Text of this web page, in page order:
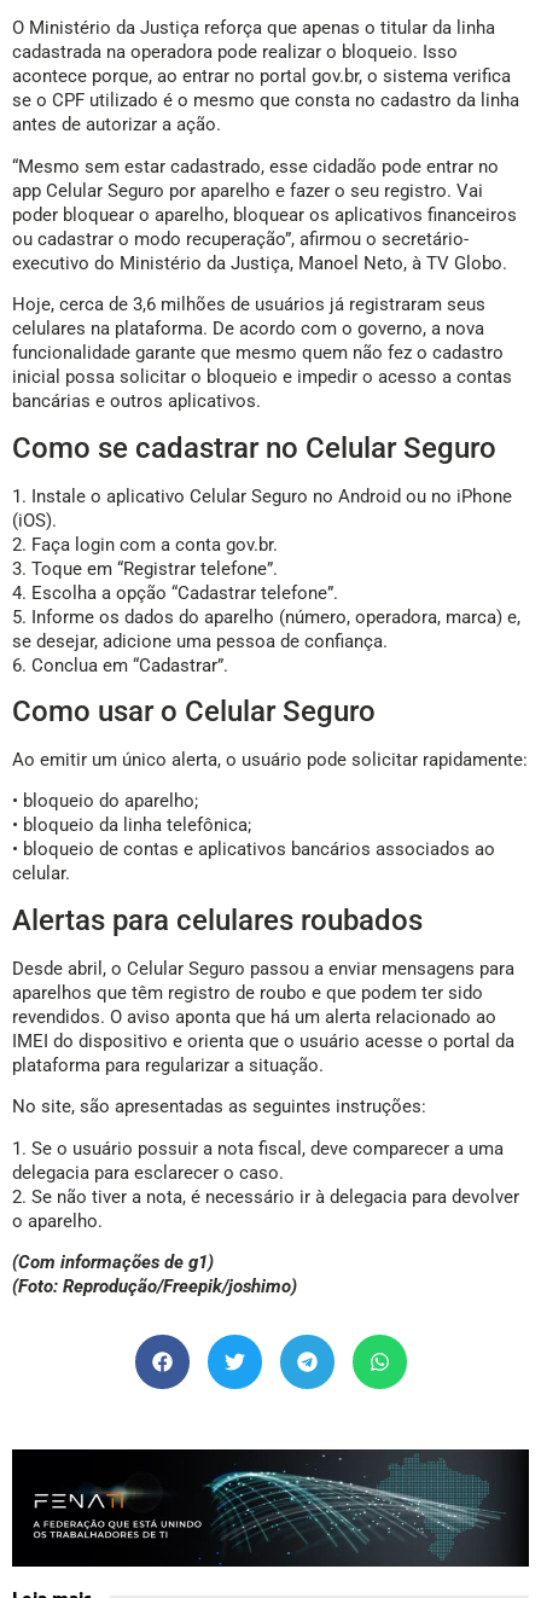
O Ministério da Justiça reforça que apenas o titular da linha
cadastrada na operadora pode realizar o bloqueio. Isso
acontece porque, ao entrar no portal gov.br, o sistema verifica
se o CPF utilizado é o mesmo que consta no cadastro da linha
antes de autorizar a ação.
“Mesmo sem estar cadastrado, esse cidadão pode entrar no
app Celular Seguro por aparelho e fazer o seu registro. Vai
poder bloquear o aparelho, bloquear os aplicativos financeiros
ou cadastrar o modo recuperação”, afirmou o secretário-
executivo do Ministério da Justiça, Manoel Neto, à TV Globo.
Hoje, cerca de 3,6 milhões de usuários já registraram seus
celulares na plataforma. De acordo com o governo, a nova
funcionalidade garante que mesmo quem não fez o cadastro
inicial possa solicitar o bloqueio e impedir o acesso a contas
bancárias e outros aplicativos.
Como se cadastrar no Celular Seguro
1. Instale o aplicativo Celular Seguro no Android ou no iPhone
(iOS).
2. Faça login com a conta gov.br.
3. Toque em “Registrar telefone”.
4. Escolha a opção “Cadastrar telefone”.
5. Informe os dados do aparelho (número, operadora, marca) e,
se desejar, adicione uma pessoa de confiança.
6. Conclua em “Cadastrar”.
Como usar o Celular Seguro
Ao emitir um único alerta, o usuário pode solicitar rapidamente:
• bloqueio do aparelho;
• bloqueio da linha telefônica;
• bloqueio de contas e aplicativos bancários associados ao
celular.
Alertas para celulares roubados
Desde abril, o Celular Seguro passou a enviar mensagens para
aparelhos que têm registro de roubo e que podem ter sido
revendidos. O aviso aponta que há um alerta relacionado ao
IMEI do dispositivo e orienta que o usuário acesse o portal da
plataforma para regularizar a situação.
No site, são apresentadas as seguintes instruções:
1. Se o usuário possuir a nota fiscal, deve comparecer a uma
delegacia para esclarecer o caso.
2. Se não tiver a nota, é necessário ir à delegacia para devolver
o aparelho.
(Com informações de g1)
(Foto: Reprodução/Freepik/joshimo)